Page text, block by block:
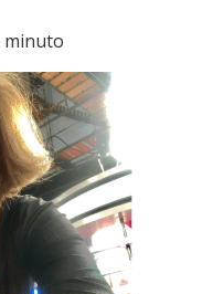
minuto